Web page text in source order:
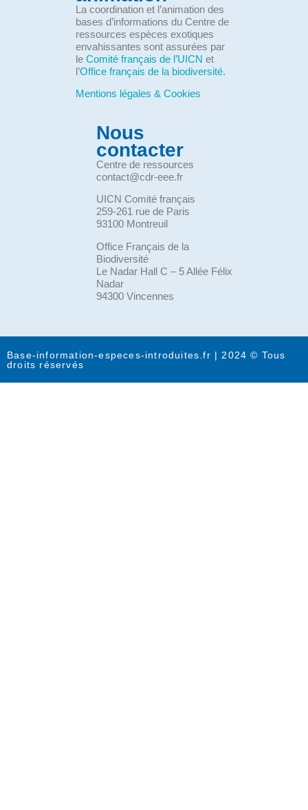
La coordination et l’animation des
bases d’informations du Centre de
ressources espèces exotiques
envahissantes sont assurées par
le Comité français de l’UICN et
l’Office français de la biodiversité.
Mentions légales & Cookies
Nous
contacter
Centre de ressources
contact@cdr-eee.fr
UICN Comité français
259-261 rue de Paris
93100 Montreuil
Office Français de la
Biodiversité
Le Nadar Hall C – 5 Allée Félix
Nadar
94300 Vincennes
Base-information-especes-introduites.fr | 2024 © Tous
droits réservés